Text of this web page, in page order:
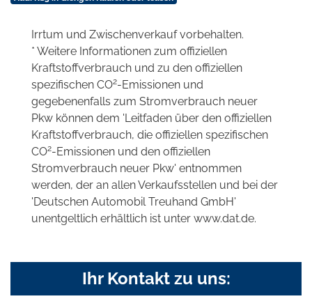
Irrtum und Zwischenverkauf vorbehalten.
* Weitere Informationen zum offiziellen
Kraftstoffverbrauch und zu den offiziellen
spezifischen CO2-Emissionen und
gegebenenfalls zum Stromverbrauch neuer
Pkw können dem 'Leitfaden über den offiziellen
Kraftstoffverbrauch, die offiziellen spezifischen
CO2-Emissionen und den offiziellen
Stromverbrauch neuer Pkw' entnommen
werden, der an allen Verkaufsstellen und bei der
'Deutschen Automobil Treuhand GmbH'
unentgeltlich erhältlich ist unter www.dat.de.
Ihr Kontakt zu uns: